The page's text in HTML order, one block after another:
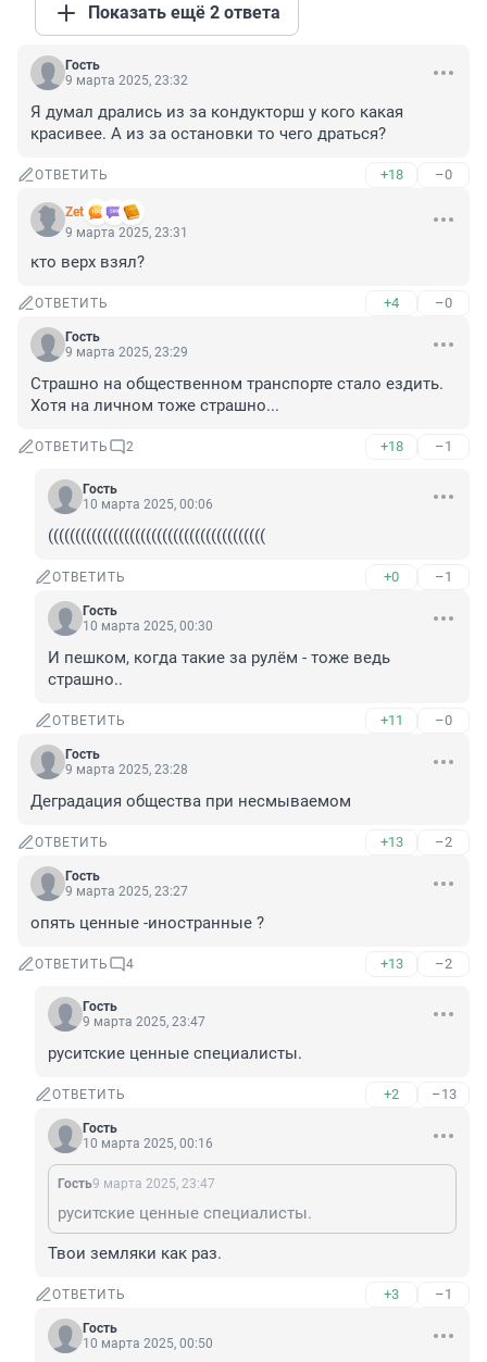
Показать ещё 2 ответа
Гость
9 марта 2025, 23:32
Я думал дрались из за кондукторш у кого какая
красивее. А из за остановки то чего драться?
ОТВЕТИТЬ +18 –0
Zet
9 марта 2025, 23:31
кто верх взял?
ОТВЕТИТЬ +4 –0
Гость
9 марта 2025, 23:29
Страшно на общественном транспорте стало ездить.
Хотя на личном тоже страшно...
ОТВЕТИТЬ 2 +18 –1
Гость
10 марта 2025, 00:06
((((((((((((((((((((((((((((((((((((((((
ОТВЕТИТЬ +0 –1
Гость
10 марта 2025, 00:30
И пешком, когда такие за рулём - тоже ведь
страшно..
ОТВЕТИТЬ +11 –0
Гость
9 марта 2025, 23:28
Деградация общества при несмываемом
ОТВЕТИТЬ +13 –2
Гость
9 марта 2025, 23:27
опять ценные -иностранные ?
ОТВЕТИТЬ 4 +13 –2
Гость
9 марта 2025, 23:47
руситские ценные специалисты.
ОТВЕТИТЬ +2 –13
Гость
10 марта 2025, 00:16
Гость9 марта 2025, 23:47
руситские ценные специалисты.
Твои земляки как раз.
ОТВЕТИТЬ +3 –1
Гость
10 марта 2025, 00:50